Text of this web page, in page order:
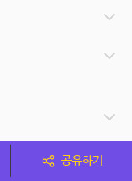
공유하기
아닙니다. 따라서 스페이스클